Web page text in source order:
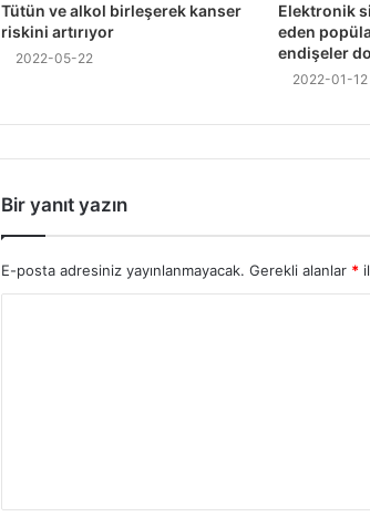
Tütün ve alkol birleşerek kanser
riskini artırıyor
2022-05-22
Elektronik
eden
endişeler
2022-01-12
Bir yanıt yazın
E-posta adresiniz yayınlanmayacak. Gerekli alanlar *